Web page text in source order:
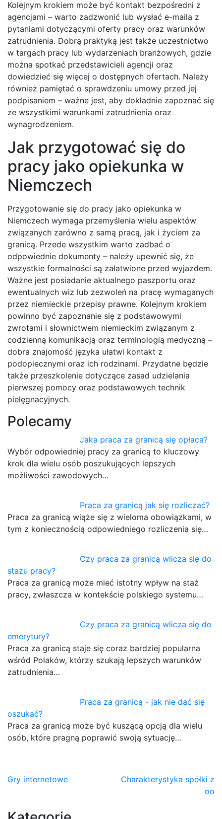
Kolejnym krokiem może być kontakt bezpośredni z
agencjami – warto zadzwonić lub wysłać e-maila z
pytaniami dotyczącymi oferty pracy oraz warunków
zatrudnienia. Dobrą praktyką jest także uczestnictwo
w targach pracy lub wydarzeniach branżowych, gdzie
można spotkać przedstawicieli agencji oraz
dowiedzieć się więcej o dostępnych ofertach. Należy
również pamiętać o sprawdzeniu umowy przed jej
podpisaniem – ważne jest, aby dokładnie zapoznać się
ze wszystkimi warunkami zatrudnienia oraz
wynagrodzeniem.
Jak przygotować się do
pracy jako opiekunka w
Niemczech
Przygotowanie się do pracy jako opiekunka w
Niemczech wymaga przemyślenia wielu aspektów
związanych zarówno z samą pracą, jak i życiem za
granicą. Przede wszystkim warto zadbać o
odpowiednie dokumenty – należy upewnić się, że
wszystkie formalności są załatwione przed wyjazdem.
Ważne jest posiadanie aktualnego paszportu oraz
ewentualnych wiz lub zezwoleń na pracę wymaganych
przez niemieckie przepisy prawne. Kolejnym krokiem
powinno być zapoznanie się z podstawowymi
zwrotami i słownictwem niemieckim związanym z
codzienną komunikacją oraz terminologią medyczną –
dobra znajomość języka ułatwi kontakt z
podopiecznymi oraz ich rodzinami. Przydatne będzie
także przeszkolenie dotyczące zasad udzielania
pierwszej pomocy oraz podstawowych technik
pielęgnacyjnych.
Polecamy
Jaka praca za granicą się opłaca?
Wybór odpowiedniej pracy za granicą to kluczowy
krok dla wielu osób poszukujących lepszych
możliwości zawodowych…
Praca za granicą jak się rozliczać?
Praca za granicą wiąże się z wieloma obowiązkami, w
tym z koniecznością odpowiedniego rozliczenia się…
Czy praca za granicą wlicza się do
stażu pracy?
Praca za granicą może mieć istotny wpływ na staż
pracy, zwłaszcza w kontekście polskiego systemu…
Czy praca za granicą wlicza się do
emerytury?
Praca za granicą staje się coraz bardziej popularna
wśród Polaków, którzy szukają lepszych warunków
zatrudnienia…
Praca za granicą - jak nie dać się
oszukać?
Praca za granicą może być kuszącą opcją dla wielu
osób, które pragną poprawić swoją sytuację…
Nawigacja
Gry internetowe
Charakterystyka spółki z
oo